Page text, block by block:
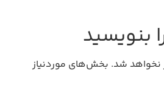
بنویسید
نخواهد شد. بخش‌های موردنیاز